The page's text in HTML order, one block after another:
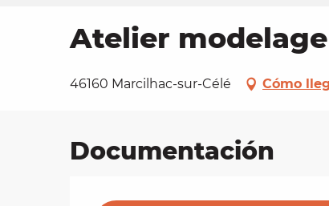
Atelier
46160 Marcilhac-sur-Célé Cómo
Documentación